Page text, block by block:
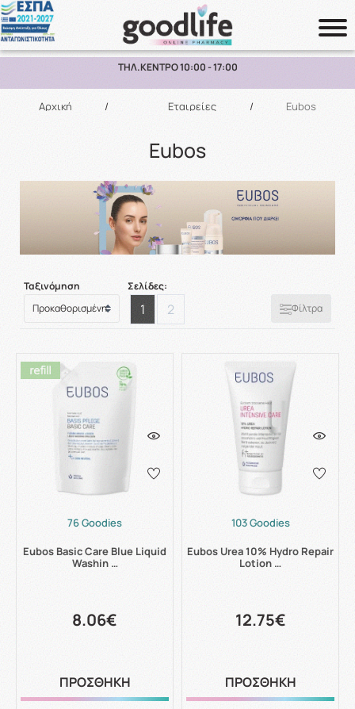
Αναζήτηση
ΠΑΡΑΛΑΒΗ ΑΠΟ ΤΟ ΚΑΤΑΣΤΗΜΑ ΑΝΩ ΤΩΝ 10€
Αρχική / Εταιρείες / Eubos
Eubos
Ταξινόμηση Σελίδες:
1 2 Φίλτρα
76 Goodies
Eubos Basic Care Blue Liquid
Washin …
8.06€
ΠΡΟΣΘΗΚΗ
103 Goodies
Eubos Urea 10% Hydro Repair
Lotion …
12.75€
ΠΡΟΣΘΗΚΗ